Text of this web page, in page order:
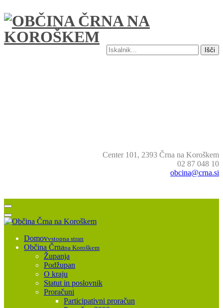
Išči
Center 101, 2393 Črna na Koroškem
02 87 048 10
obcina@crna.si
Domovvstopna stran
Občina Črnana Koroškem
Županja
Podžupan
O kraju
Statut in poslovnik
Proračuni
Participativni proračun